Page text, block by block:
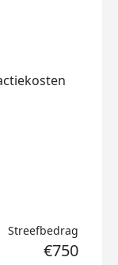
Streefbedrag
€750